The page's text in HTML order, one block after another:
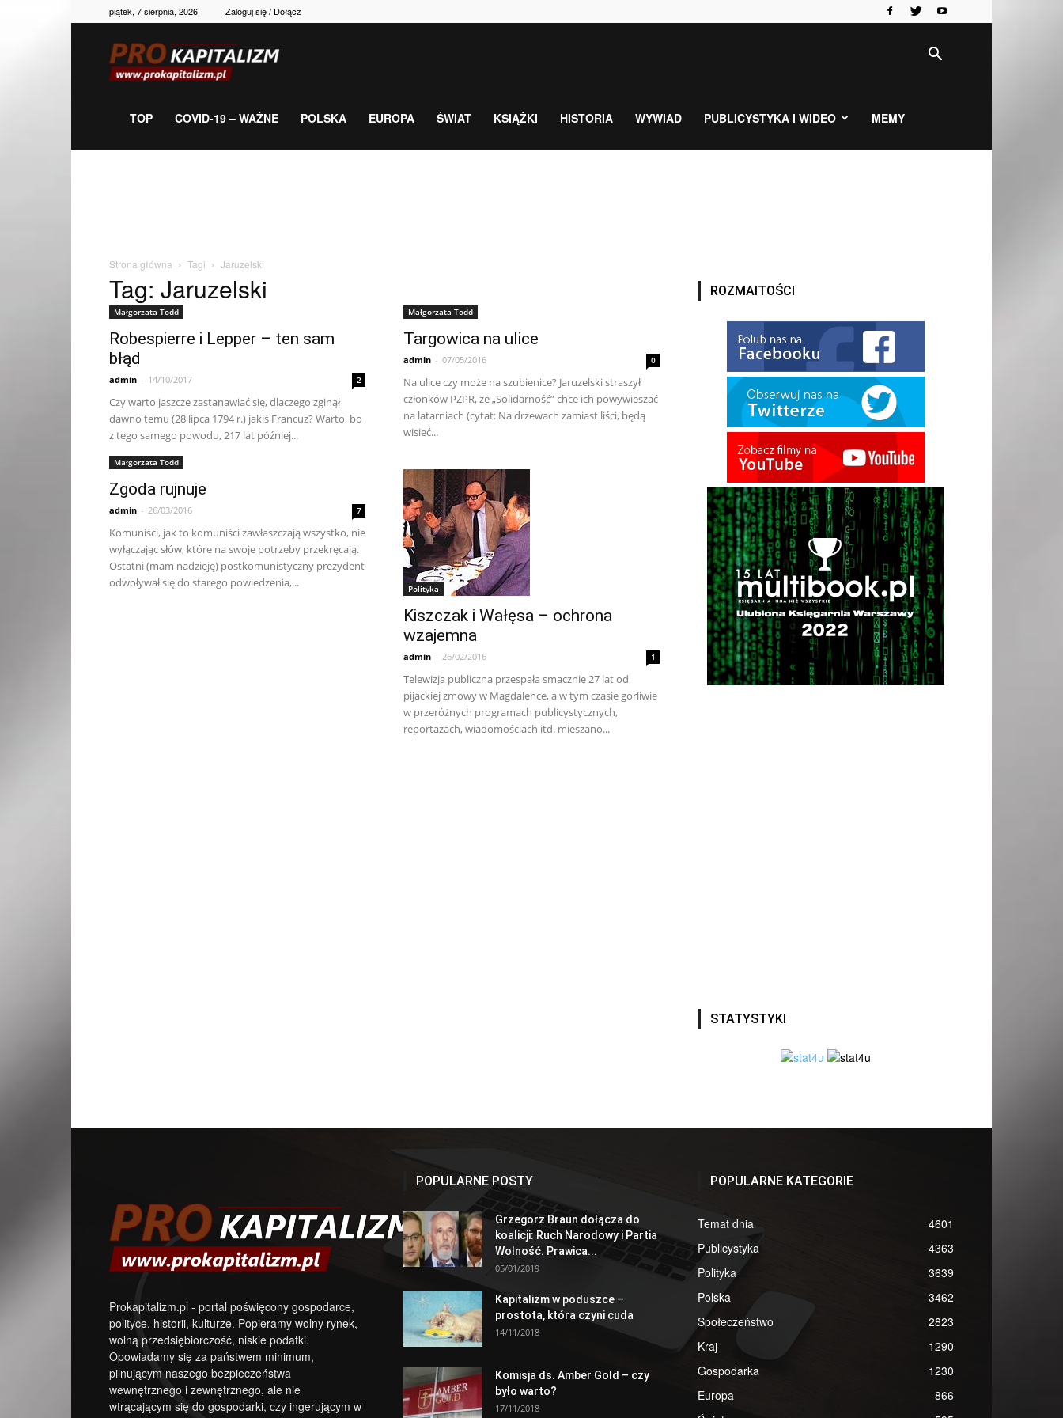
piątek, 7 sierpnia, 2026 Zaloguj się / Dołącz
gospodarka,
TOP COVID-19 – WAŻNE POLSKA EUROPA ŚWIAT KSIĄŻKI HISTORIA WYWIAD PUBLICYSTYKA I WIDEO MEMY
Strona główna Tagi Jaruzelski
Tag: Jaruzelski
Małgorzata Todd
Robespierre i Lepper – ten sam
błąd
admin - 14/10/2017 2
Czy warto jaszcze zastanawiać się, dlaczego zginął
dawno temu (28 lipca 1794 r.) jakiś Francuz? Warto, bo
z tego samego powodu, 217 lat później...
Małgorzata Todd
Targowica na ulice
admin - 07/05/2016 0
Na ulice czy może na szubienice? Jaruzelski straszył
członków PZPR, że „Solidarność” chce ich powywieszać
na latarniach (cytat: Na drzewach zamiast liści, będą
wisieć...
Małgorzata Todd
Zgoda rujnuje
admin - 26/03/2016 7
Komuniści, jak to komuniści zawłaszczają wszystko, nie
wyłączając słów, które na swoje potrzeby przekręcają.
Ostatni (mam nadzieję) postkomunistyczny prezydent
odwoływał się do starego powiedzenia,...
Polityka
Kiszczak i Wałęsa – ochrona
wzajemna
admin - 26/02/2016 1
Telewizja publiczna przespała smacznie 27 lat od
pijackiej zmowy w Magdalence, a w tym czasie gorliwie
w przeróżnych programach publicystycznych,
reportażach, wiadomościach itd. mieszano...
ROZMAITOŚCI
STATYSTYKI
Prokapitalizm.pl - portal poświęcony gospodarce,
polityce, historii, kulturze. Popieramy wolny rynek,
wolną przedsiębiorczość, niskie podatki.
Opowiadamy się za państwem minimum,
pilnującym naszego bezpieczeństwa
wewnętrznego i zewnętrznego, ale nie
wtrącającym się do gospodarki, czy ingerującym w
POPULARNE POSTY
Grzegorz Braun dołącza do
koalicji: Ruch Narodowy i Partia
Wolność. Prawica...
05/01/2019
Kapitalizm w poduszce –
prostota, która czyni cuda
14/11/2018
Komisja ds. Amber Gold – czy
było warto?
17/11/2018
POPULARNE KATEGORIE
Temat dnia
4601
Publicystyka
4363
Polityka
3639
Polska
3462
Społeczeństwo
2823
Kraj
1290
Gospodarka
1230
Europa
866